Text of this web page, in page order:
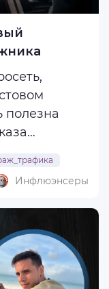
и сделать
запрос.
Инфлюэнсеры